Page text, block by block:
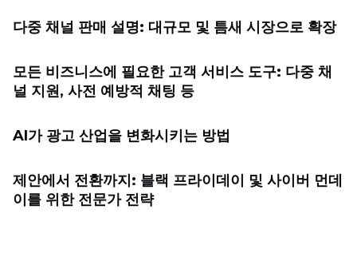
다중 채널 판매 설명: 대규모 및 틈새 시장으로 확장
모든 비즈니스에 필요한 고객 서비스 도구: 다중 채
널 지원, 사전 예방적 채팅 등
AI가 광고 산업을 변화시키는 방법
제안에서 전환까지: 블랙 프라이데이 및 사이버 먼데
이를 위한 전문가 전략